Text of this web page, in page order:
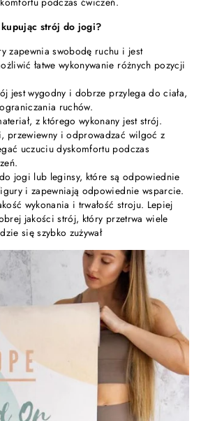
strój do jogi?
zapewnia swobodę ruchu i jest
łatwe wykonywanie różnych pozycji
jest wygodny i dobrze przylega do ciała,
ruchów.
z którego wykonany jest strój.
przewiewny i odprowadzać wilgoć z
uczuciu dyskomfortu podczas
jogi lub leginsy, które są odpowiednie
i zapewniają odpowiednie wsparcie.
wykonania i trwałość stroju. Lepiej
jakości strój, który przetrwa wiele
się szybko zużywał